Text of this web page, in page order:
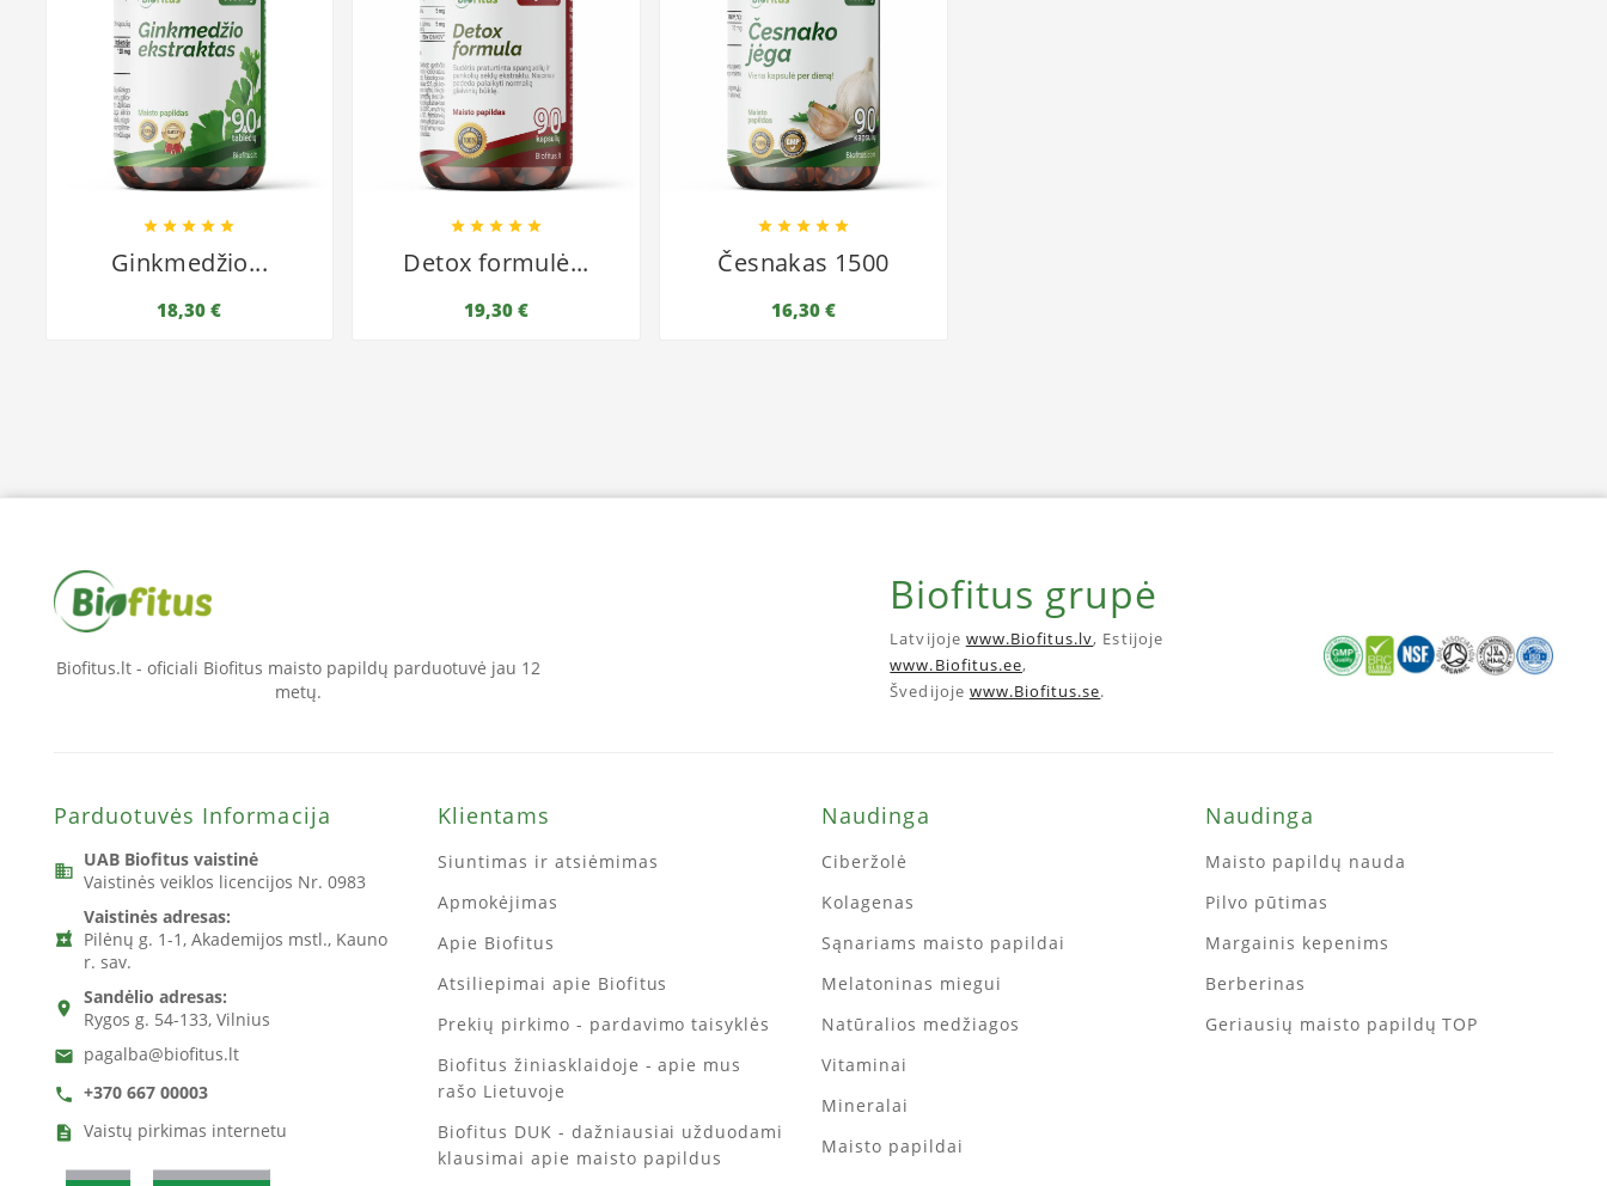
    
Ginkmedžio...
18,30 €
    
Detox formulė...
19,30 €
    
Česnakas 1500
16,30 €
Biofitus.lt - oficiali Biofitus maisto papildų parduotuvė jau 12
metų.
Biofitus grupė
Latvijoje www.Biofitus.lv, Estijoje
www.Biofitus.ee,
Švedijoje www.Biofitus.se.
Parduotuvės Informacija
business UAB Biofitus vaistinė
Vaistinės veiklos licencijos Nr. 0983
local_pharmacy
Vaistinės adresas:
Pilėnų g. 1-1, Akademijos mstl., Kauno
r. sav.
location_on
Sandėlio adresas:
Rygos g. 54-133, Vilnius
email pagalba@biofitus.lt
call +370 667 00003
description Vaistų pirkimas internetu
Klientams
Siuntimas ir atsiėmimas
Apmokėjimas
Apie Biofitus
Atsiliepimai apie Biofitus
Prekių pirkimo - pardavimo taisyklės
Biofitus žiniasklaidoje - apie mus
rašo Lietuvoje
Biofitus DUK - dažniausiai užduodami
klausimai apie maisto papildus
Naudinga
Ciberžolė
Kolagenas
Sąnariams maisto papildai
Melatoninas miegui
Natūralios medžiagos
Vitaminai
Mineralai
Maisto papildai
Naudinga
Maisto papildų nauda
Pilvo pūtimas
Margainis kepenims
Berberinas
Geriausių maisto papildų TOP